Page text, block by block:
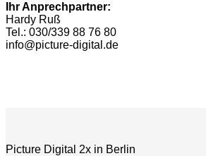
Ihr Anprechpartner:
Hardy Ruß
Tel.: 030/339 88 76 80
info@picture-digital.de
Picture Digital 2x in Berlin